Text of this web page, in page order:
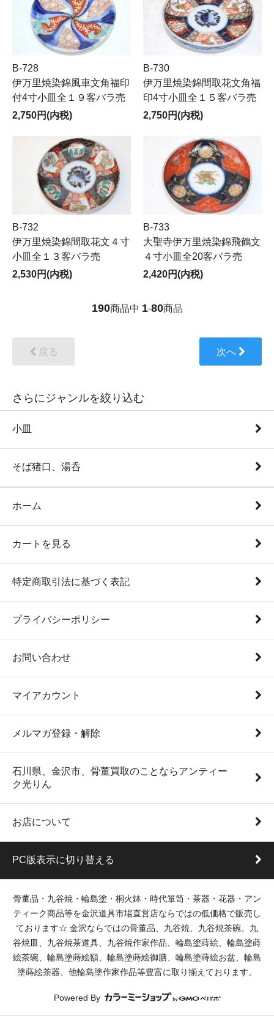
B-728
伊万里焼染錦風車文角福印
付4寸小皿全１９客バラ売
2,750円(内税)
B-730
伊万里焼染錦間取花文角福
印4寸小皿全１５客バラ売
2,750円(内税)
B-732
伊万里焼染錦間取花文４寸
小皿全１３客バラ売
2,530円(内税)
B-733
大聖寺伊万里焼染錦飛鶴文
４寸小皿全20客バラ売
2,420円(内税)
190商品中 1-80商品
戻る 次へ
さらにジャンルを絞り込む
小皿
そば猪口、湯呑
ホーム
カートを見る
特定商取引法に基づく表記
プライバシーポリシー
お問い合わせ
マイアカウント
メルマガ登録・解除
石川県、金沢市、骨董買取のことならアンティー
ク光りん
お店について
PC版表示に切り替える
骨董品・九谷焼・輪島塗・桐火鉢・時代箪笥・茶器・花器・アン
ティーク商品等を金沢道具市場直営店ならではの低価格で販売し
ております☆ 金沢ならではの骨董品、九谷焼、九谷焼茶碗、九
谷焼皿、九谷焼茶道具、九谷焼作家作品、輪島塗蒔絵、輪島塗蒔
絵茶碗、輪島塗蒔絵額、輪島塗蒔絵御膳、輪島塗蒔絵お盆、輪島
塗蒔絵茶器、他輪島塗作家作品等豊富に取り揃えております。
Powered By